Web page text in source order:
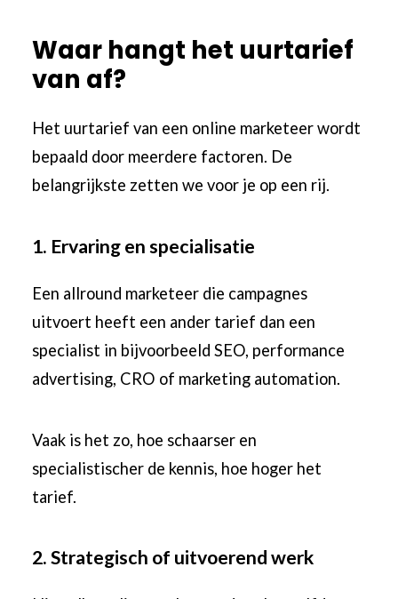
Waar hangt het uurtarief
van af?
Het uurtarief van een online marketeer wordt
bepaald door meerdere factoren. De
belangrijkste zetten we voor je op een rij.
1. Ervaring en specialisatie
Een allround marketeer die campagnes
uitvoert heeft een ander tarief dan een
specialist in bijvoorbeeld SEO, performance
advertising, CRO of marketing automation.
Vaak is het zo, hoe schaarser en
specialistischer de kennis, hoe hoger het
tarief.
2. Strategisch of uitvoerend werk